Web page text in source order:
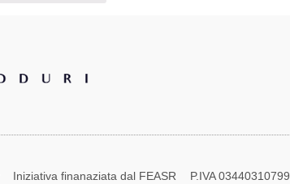
Iniziativa finanaziata dal FEASR P.IVA 03440310799